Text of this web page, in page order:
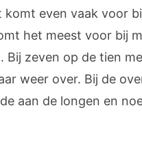
komt even vaak voor
het meest voor bij
zeven op de tien
weer over. Bij de
aan de longen en